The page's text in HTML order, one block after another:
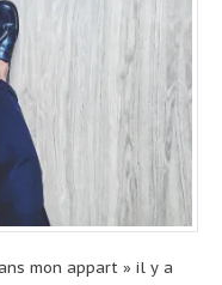
mon appart » il y a